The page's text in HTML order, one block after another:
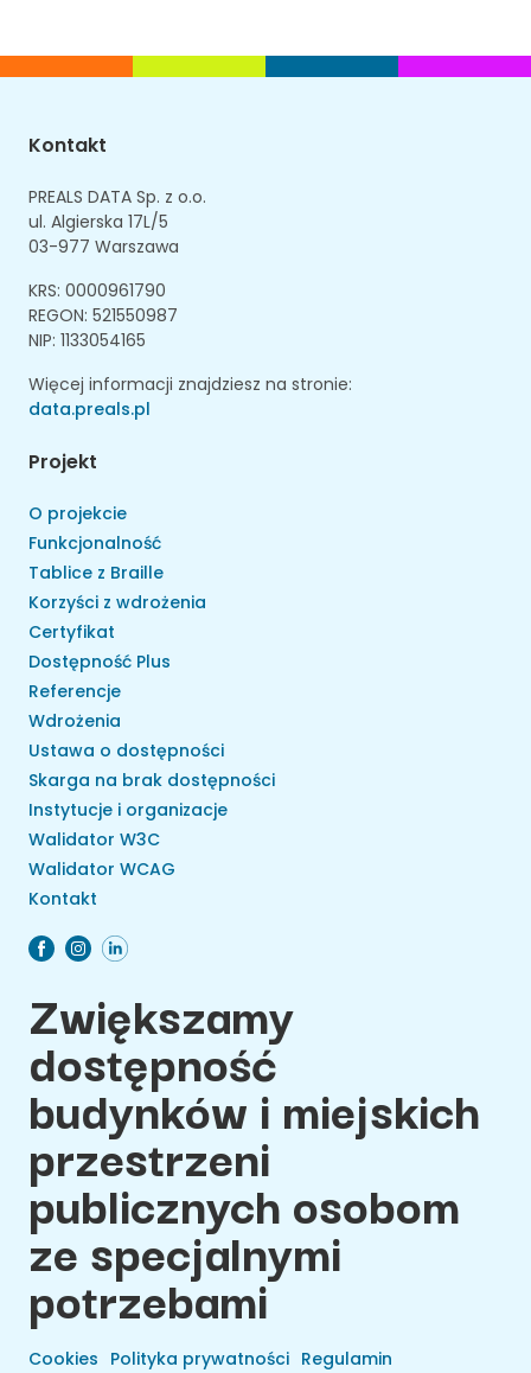
Kontakt
PREALS DATA Sp. z o.o.
ul. Algierska 17L/5
03-977 Warszawa
KRS: 0000961790
REGON: 521550987
NIP: 1133054165
Więcej informacji znajdziesz na stronie:
data.preals.pl
Projekt
O projekcie
Funkcjonalność
Tablice z Braille
Korzyści z wdrożenia
Certyfikat
Dostępność Plus
Referencje
Wdrożenia
Ustawa o dostępności
Skarga na brak dostępności
Instytucje i organizacje
Walidator W3C
Walidator WCAG
Kontakt
Zwiększamy
dostępność
budynków i miejskich
przestrzeni
publicznych osobom
ze specjalnymi
potrzebami
Cookies Polityka prywatności Regulamin